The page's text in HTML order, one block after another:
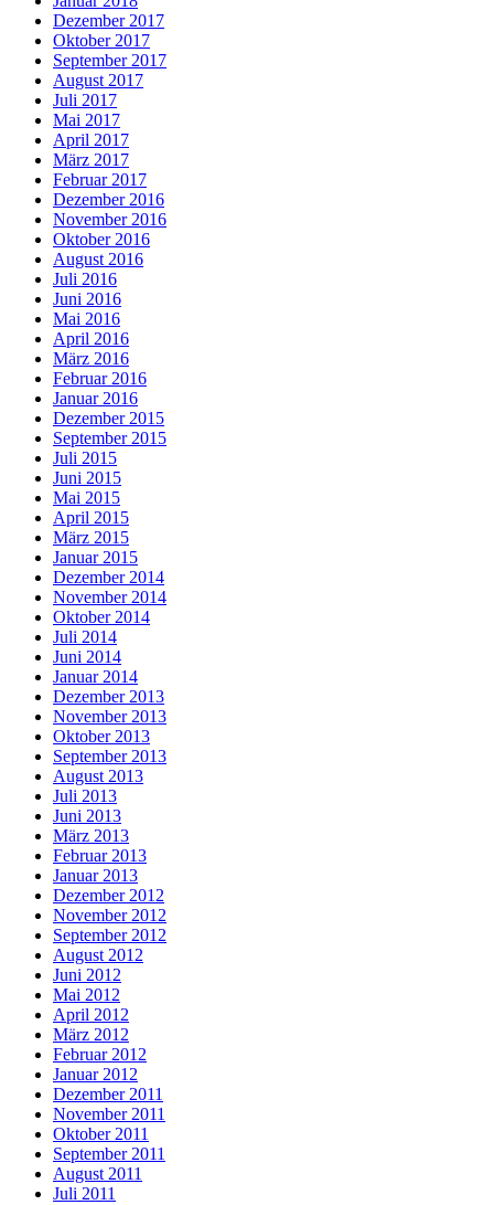
Dezember 2017
Oktober 2017
September 2017
August 2017
Juli 2017
Mai 2017
April 2017
März 2017
Februar 2017
Dezember 2016
November 2016
Oktober 2016
August 2016
Juli 2016
Juni 2016
Mai 2016
April 2016
März 2016
Februar 2016
Januar 2016
Dezember 2015
September 2015
Juli 2015
Juni 2015
Mai 2015
April 2015
März 2015
Januar 2015
Dezember 2014
November 2014
Oktober 2014
Juli 2014
Juni 2014
Januar 2014
Dezember 2013
November 2013
Oktober 2013
September 2013
August 2013
Juli 2013
Juni 2013
März 2013
Februar 2013
Januar 2013
Dezember 2012
November 2012
September 2012
August 2012
Juni 2012
Mai 2012
April 2012
März 2012
Februar 2012
Januar 2012
Dezember 2011
November 2011
Oktober 2011
September 2011
August 2011
Juli 2011